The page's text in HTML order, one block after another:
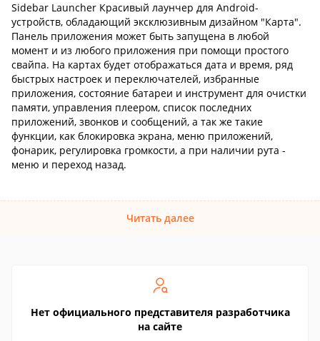
Sidebar Launcher Красивый лаунчер для Android-
устройств, обладающий эксклюзивным дизайном "Карта".
Панель приложения может быть запущена в любой
момент и из любого приложения при помощи простого
свайпа. На картах будет отображаться дата и время, ряд
быстрых настроек и переключателей, избранные
приложения, состояние батареи и инструмент для очистки
памяти, управления плеером, список последних
приложений, звонков и сообщений, а так же такие
функции, как блокировка экрана, меню приложений,
фонарик, регулировка громкости, а при наличии рута -
меню и переход назад.
Читать далее
Нет официального представителя разработчика
на сайте